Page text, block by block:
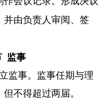
并由负责人审阅、签
监事
监事。监事任期与理
不得超过两届。